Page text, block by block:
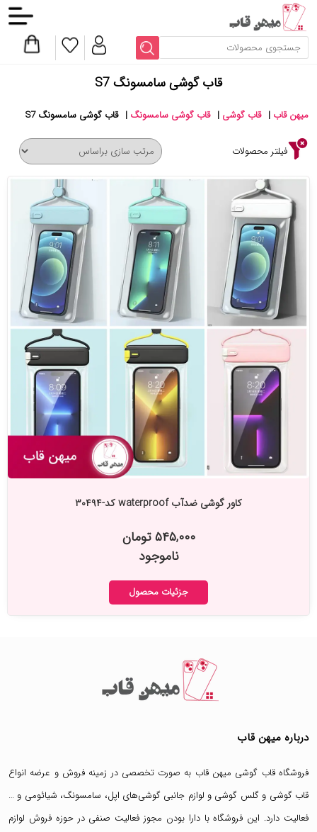
قاب گوشی سامسونگ S7
میهن قاب | قاب گوشی | قاب گوشی سامسونگ | قاب گوشی سامسونگ S7
فیلتر محصولات
کاور گوشی ضدآب waterproof کد-۳۰۴۹۴
۵۴۵,۰۰۰ تومان
ناموجود
جزئیات محصول
درباره میهن قاب
فروشگاه قاب گوشی میهن قاب به صورت تخصصی در زمینه فروش و عرضه انواع
قاب گوشی وگلس گوشی و لوازم جانبی گوشی‌های اپل، سامسونگ، شیائومی و …
فعالیت دارد. این فروشگاه با دارا بودن مجوز فعالیت صنفی در حوزه فروش لوازم